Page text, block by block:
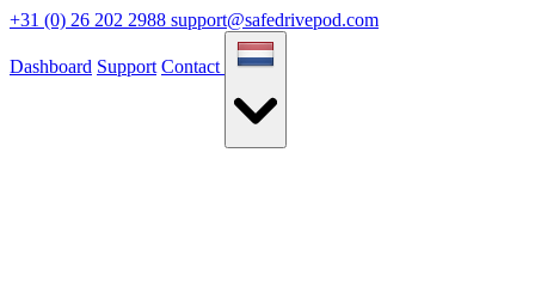
+31 (0) 26 202 2988 support@safedrivepod.com
Dashboard Support Contact